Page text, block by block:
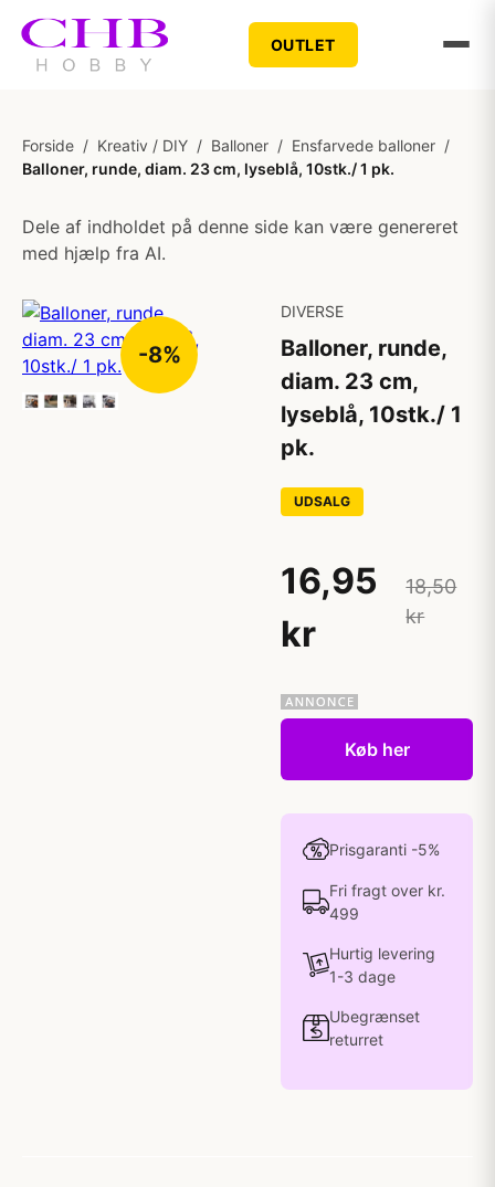
OUTLET
Forside / Kreativ / DIY / Balloner / Ensfarvede balloner /
Balloner, runde, diam. 23 cm, lyseblå, 10stk./ 1 pk.
Dele af indholdet på denne side kan være genereret
med hjælp fra AI.
-8%
DIVERSE
Balloner, runde,
diam. 23 cm,
lyseblå, 10stk./ 1
pk.
UDSALG
16,95
kr
18,50
kr
Køb her
Prisgaranti -5%
Fri fragt over kr.
499
Hurtig levering
1-3 dage
Ubegrænset
returret